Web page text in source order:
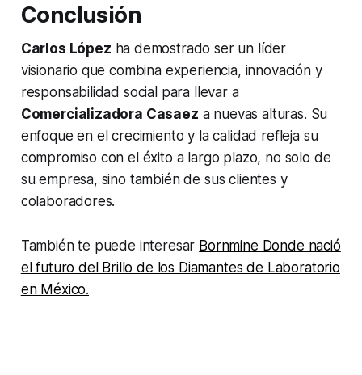
Conclusión
Carlos López ha demostrado ser un líder
visionario que combina experiencia, innovación y
responsabilidad social para llevar a
Comercializadora Casaez a nuevas alturas. Su
enfoque en el crecimiento y la calidad refleja su
compromiso con el éxito a largo plazo, no solo de
su empresa, sino también de sus clientes y
colaboradores.
También te puede interesar Bornmine Donde nació
el futuro del Brillo de los Diamantes de Laboratorio
en México.